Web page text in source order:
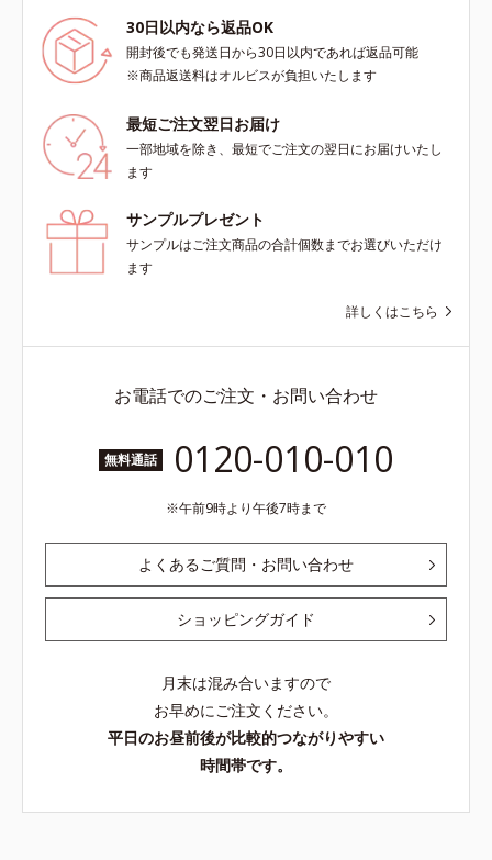
ずしいテクスチャーを追求しまし
た。まるで美容液級のなめらかさで
肌にぴったり密着し、SPF50+・
PA++++という高い紫外線カット力
ワ改善・美白を叶えながら、紫外線
を味方にしてあなたの肌を守る最高
峰顔用日焼け止めです。*1 メラニ
防ぐ*2 化粧膜のくずれにくさ、肌
をうるおして保護すること*3 オル
ビス内最高の紫外線カットレベル*4
成分を浸透促進すること（角層ま
で）*5 保湿成分*6 角層まで＜使用
※全顔使用の場合＜使用ステップ＞
洗顔料 ⇒ 化粧水 ⇒ 保湿液 ⇒オル
ビス リンクルブライトUVプロテク
ージをご覧ください。・BEAUTY夏
素地、ホホバアルコール、トリステ
アリン酸デカグリセリル（基剤）*5
角層の範囲内における自社従来品処
クロヘキサンジカルボン酸ビスエト
キシジグリコール（保湿）＜使用量
クルセラム ⇒ 保湿液＜1商品あたり
の使用回数＞通常サイズ：約90回
い情報は商品ページをご覧くださ
30日以内なら返品OK
開封後でも発送日から30日以内であれば返品可能
※商品返送料はオルビスが負担いたします
最短ご注文翌日お届け
一部地域を除き、最短でご注文の翌日にお届けいたし
ます
サンプルプレゼント
サンプルはご注文商品の合計個数までお選びいただけ
ます
詳しくはこちら
お電話でのご注文・お問い合わせ
無料通話 0120-010-010
午前9時より午後7時まで
よくあるご質問・お問い合わせ
ショッピングガイド
月末は混み合いますので
お早めにご注文ください。
平日のお昼前後が比較的つながりやすい
時間帯です。